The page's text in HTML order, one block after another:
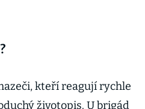
kteří reagují rychle
životopis. U brigád